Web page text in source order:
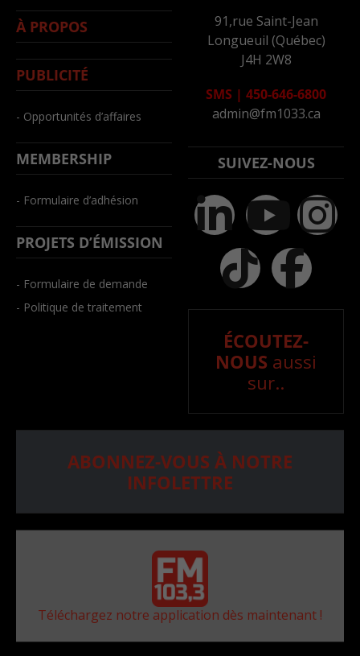
À PROPOS
PUBLICITÉ
- Opportunités d’affaires
MEMBERSHIP
- Formulaire d’adhésion
PROJETS D’ÉMISSION
- Formulaire de demande
- Politique de traitement
91,rue Saint-Jean
Longueuil (Québec)
J4H 2W8
SMS | 450-646-6800
admin@fm1033.ca
SUIVEZ-NOUS
ÉCOUTEZ-
NOUS aussi
sur..
ABONNEZ-VOUS À NOTRE
INFOLETTRE
Téléchargez notre application dès maintenant !